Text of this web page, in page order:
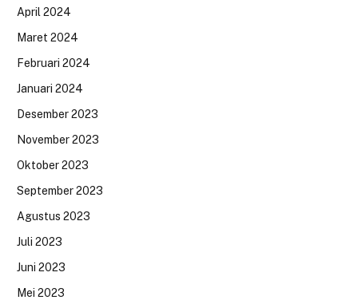
April 2024
Maret 2024
Februari 2024
Januari 2024
Desember 2023
November 2023
Oktober 2023
September 2023
Agustus 2023
Juli 2023
Juni 2023
Mei 2023